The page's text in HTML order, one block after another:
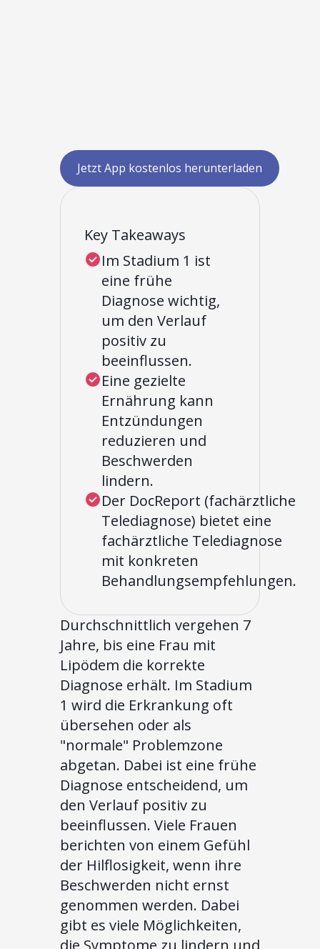
Jetzt App kostenlos herunterladen
Key Takeaways
Im Stadium 1 ist
eine frühe
Diagnose wichtig,
um den Verlauf
positiv zu
beeinflussen.
Eine gezielte
Ernährung kann
Entzündungen
reduzieren und
Beschwerden
lindern.
Der DocReport (fachärztliche
Telediagnose) bietet eine
fachärztliche Telediagnose
mit konkreten
Behandlungsempfehlungen.
Durchschnittlich vergehen 7
Jahre, bis eine Frau mit
Lipödem die korrekte
Diagnose erhält. Im Stadium
1 wird die Erkrankung oft
übersehen oder als
"normale" Problemzone
abgetan. Dabei ist eine frühe
Diagnose entscheidend, um
den Verlauf positiv zu
beeinflussen. Viele Frauen
berichten von einem Gefühl
der Hilflosigkeit, wenn ihre
Beschwerden nicht ernst
genommen werden. Dabei
gibt es viele Möglichkeiten,
die Symptome zu lindern und